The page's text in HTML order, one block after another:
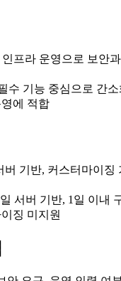
프라 운영으로 보안
수 기능 중심으로 간
에 적합
버 기반, 커스터마이징
서버 기반, 1일 이내
징 미지원